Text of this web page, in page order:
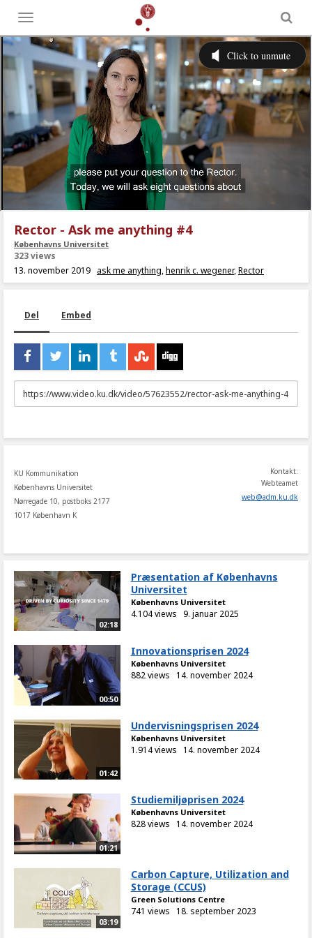
Toggle
menu
Rector - Ask me anything #4
Københavns Universitet
323 views
13. november 2019 ask me anything,henrik c. wegener,Rector
Del Embed
URL
to
KU Kommunikation
Københavns Universitet
Nørregade 10, postboks 2177
1017 København K
Kontakt:
Webteamet
web@adm.ku.dk
02:18
Præsentation af Københavns
Universitet
Københavns Universitet
4.104 views 9. januar 2025
00:50
Innovationsprisen 2024
Københavns Universitet
882 views 14. november 2024
01:42
Undervisningsprisen 2024
Københavns Universitet
1.914 views 14. november 2024
01:21
Studiemiljøprisen 2024
Københavns Universitet
828 views 14. november 2024
03:19
Carbon Capture, Utilization and
Storage (CCUS)
Green Solutions Centre
741 views 18. september 2023